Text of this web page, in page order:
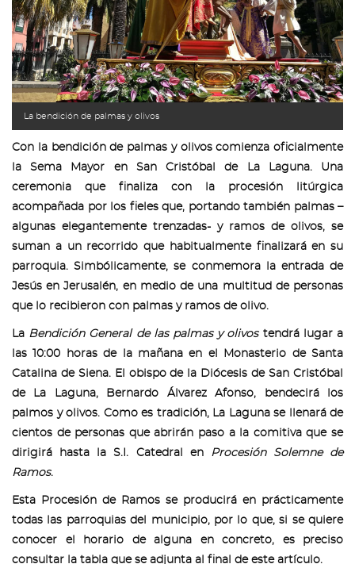
La bendición de palmas y olivos
Con la bendición de palmas y olivos comienza oficialmente
la Sema Mayor en San Cristóbal de La Laguna. Una
ceremonia que finaliza con la procesión litúrgica
acompañada por los fieles que, portando también palmas –
algunas elegantemente trenzadas- y ramos de olivos, se
suman a un recorrido que habitualmente finalizará en su
parroquia. Simbólicamente, se conmemora la entrada de
Jesús en Jerusalén, en medio de una multitud de personas
que lo recibieron con palmas y ramos de olivo.
La Bendición General de las palmas y olivostendrá lugar a
las 10:00 horas de la mañana en el Monasterio de Santa
Catalina de Siena. El obispo de la Diócesis de San Cristóbal
de La Laguna, Bernardo Álvarez Afonso, bendecirá los
palmos y olivos. Como es tradición, La Laguna se llenará de
cientos de personas que abrirán paso a la comitiva que se
dirigirá hasta la S.I. Catedral en Procesión Solemne de
Ramos.
Esta Procesión de Ramos se producirá en prácticamente
todas las parroquias del municipio, por lo que, si se quiere
conocer el horario de alguna en concreto, es preciso
consultar la tabla que se adjunta al final de este artículo.